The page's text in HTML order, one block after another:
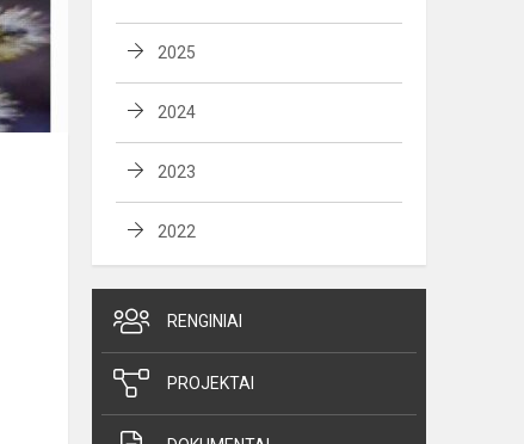
2025
2024
2023
2022
RENGINIAI
PROJEKTAI